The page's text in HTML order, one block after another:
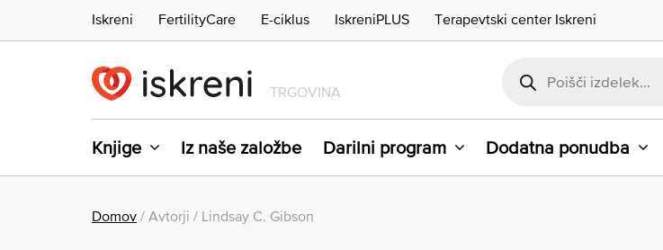
TRGOVINA
Knjige Iz naše založbe Darilni program Dodatna ponudba
Iskreni FertilityCare E-ciklus IskreniPLUS Terapevtski center Iskreni
Domov / Avtorji / Lindsay C. Gibson